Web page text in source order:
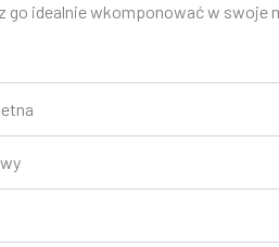
idealnie wkomponować w swoje